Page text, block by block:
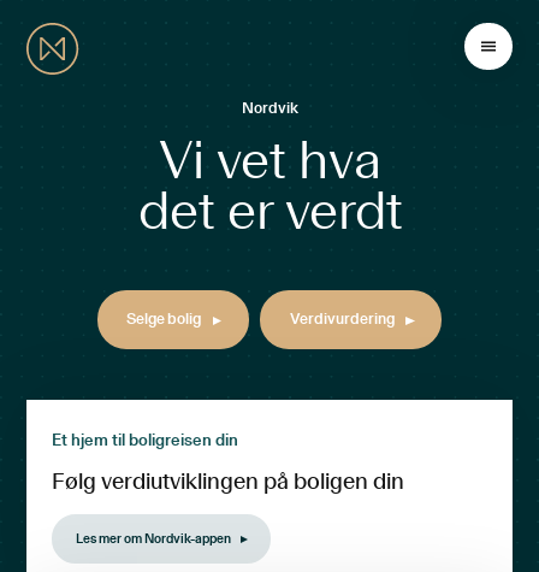
Vi vet hva
det er verdt
Nordvik
Selge bolig Verdivurdering
Et hjem til boligreisen din
Følg verdiutviklingen på boligen din
Les mer om Nordvik-appen